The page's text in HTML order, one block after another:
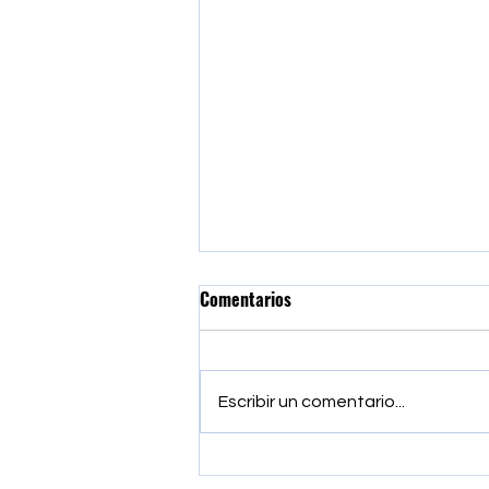
CIEPROL-ULA distingue al
Comentarios
Escribir un comentario...